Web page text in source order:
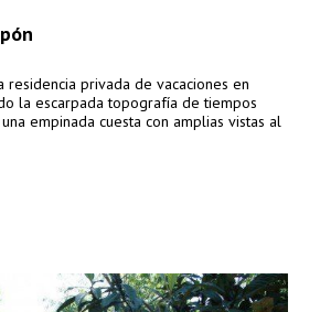
residencia privada de vacaciones en
la escarpada topografía de tiempos
empinada cuesta con amplias vistas al